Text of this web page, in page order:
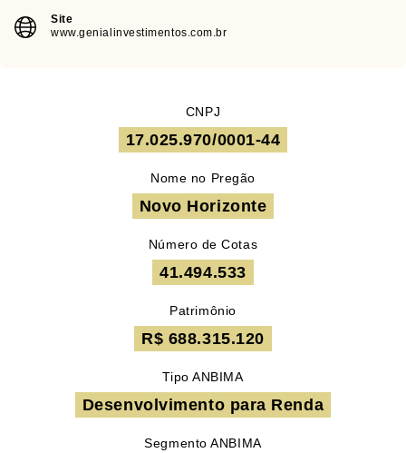
Site
www.genialinvestimentos.com.br
CNPJ
17.025.970/0001-44
Nome no Pregão
Novo Horizonte
Número de Cotas
41.494.533
Patrimônio
R$ 688.315.120
Tipo ANBIMA
Desenvolvimento para Renda
Segmento ANBIMA